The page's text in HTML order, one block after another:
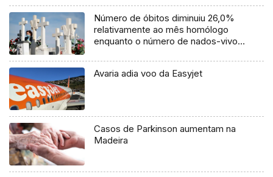
Número de óbitos diminuiu 26,0%
relativamente ao mês homólogo
enquanto o número de nados-vivos
Avaria adia voo da Easyjet
Casos de Parkinson aumentam na
Madeira